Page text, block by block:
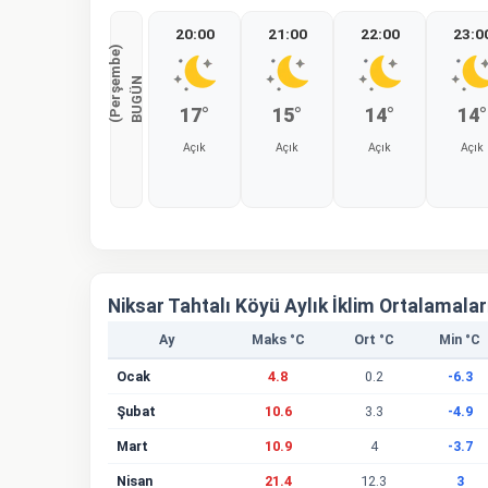
B
U
G
Ü
N
(
P
e
r
ş
e
m
b
e
)
20:00
17°
Açık
21:00
15°
Açık
22:00
14°
Açık
14°
Açık
Niksar Tahtalı Köyü Aylık İklim
Ay Maks °C Ort °C Min °C
Ocak 4.8 0.2 -6.3
Şubat 10.6 3.3 -4.9
Mart 10.9 4 -3.7
Nisan 21.4 12.3 3